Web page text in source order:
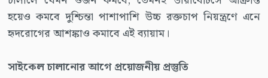
হয়েও কমবে দুশ্চিন্তা পাশাপাশি উচ্চ রক্তচাপ নিয়ন্ত্রণে এনে
হৃদরোগের আশঙ্কাও কমাবে এই ব্যায়াম।
সাইকেল চালানোর আগে প্রয়োজনীয় প্রস্তুতি